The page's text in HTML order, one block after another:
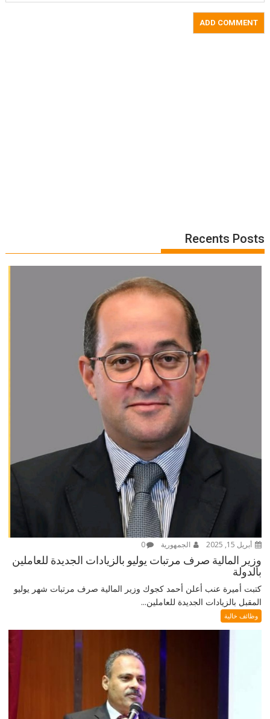
Recents Posts
أبريل 15, 2025 الجمهورية 0
وزير المالية صرف مرتبات يوليو بالزيادات الجديدة للعاملين
بالدولة
كتبت أميرة عنب أعلن أحمد كجوك وزير المالية صرف مرتبات شهر يوليو
المقبل بالزيادات الجديدة للعاملين...
وظائف خالية